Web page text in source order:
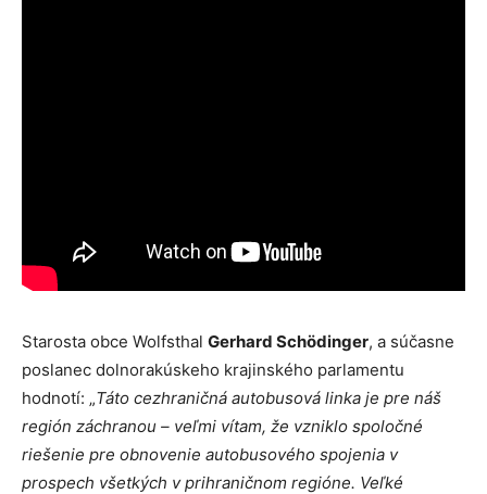
Starosta obce Wolfsthal Gerhard Schödinger, a súčasne
poslanec dolnorakúskeho krajinského parlamentu
hodnotí: „Táto cezhraničná autobusová linka je pre náš
región záchranou – veľmi vítam, že vzniklo spoločné
riešenie pre obnovenie autobusového spojenia v
prospech všetkých v prihraničnom regióne. Veľké